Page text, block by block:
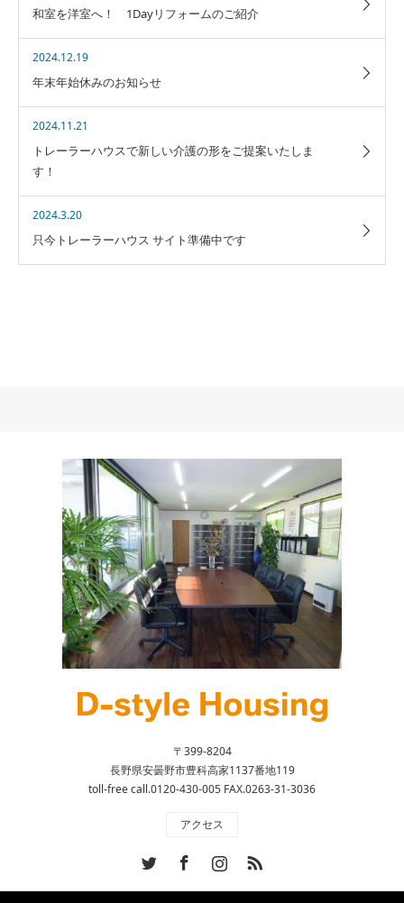
和室を洋室へ！ 1Dayリフォームのご紹介
2024.12.19
年末年始休みのお知らせ
2024.11.21
トレーラーハウスで新しい介護の形をご提案いたしま
す！
2024.3.20
只今トレーラーハウス サイト準備中です
〒399-8204
長野県安曇野市豊科高家1137番地119
toll-free call.0120-430-005 FAX.0263-31-3036
アクセス
InstagramRSS